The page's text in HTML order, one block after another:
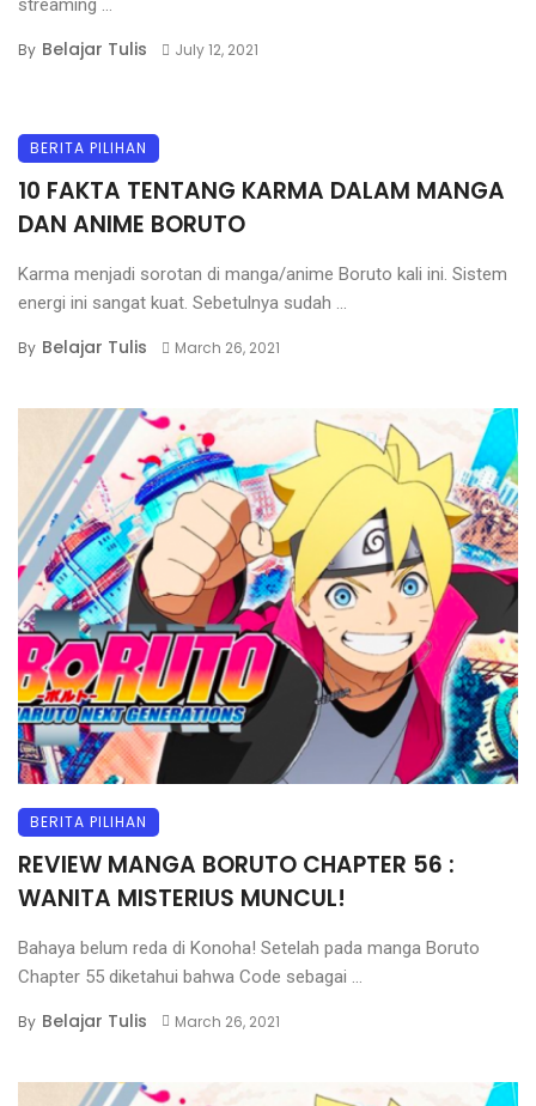
streaming ...
By Belajar Tulis July 12, 2021
BERITA PILIHAN
10 FAKTA TENTANG KARMA DALAM MANGA
DAN ANIME BORUTO
Karma menjadi sorotan di manga/anime Boruto kali ini. Sistem
energi ini sangat kuat. Sebetulnya sudah ...
By Belajar Tulis March 26, 2021
BERITA PILIHAN
REVIEW MANGA BORUTO CHAPTER 56 :
WANITA MISTERIUS MUNCUL!
Bahaya belum reda di Konoha! Setelah pada manga Boruto
Chapter 55 diketahui bahwa Code sebagai ...
By Belajar Tulis March 26, 2021